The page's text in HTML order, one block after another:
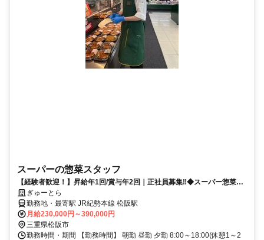
スーパーの惣菜スタッフ
【経験者歓迎！】昇給年1回/賞与年2回｜正社員募集‼◆スーパー惣菜ス
タッフ《三重県》
ぎゅーとら
勤務地・最寄駅 JR紀勢本線 松阪駅
月給230,000円～390,000円
三重県松阪市
勤務時間・期間 【勤務時間】 朝勤 昼勤 夕勤 8:00～18:00(休憩1～2